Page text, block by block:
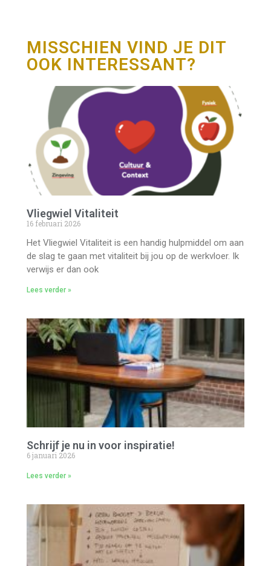
MISSCHIEN VIND JE DIT
OOK INTERESSANT?
Vliegwiel Vitaliteit
16 februari 2026
Het Vliegwiel Vitaliteit is een handig hulpmiddel om aan
de slag te gaan met vitaliteit bij jou op de werkvloer. Ik
verwijs er dan ook
Lees verder »
Schrijf je nu in voor inspiratie!
6 januari 2026
Lees verder »